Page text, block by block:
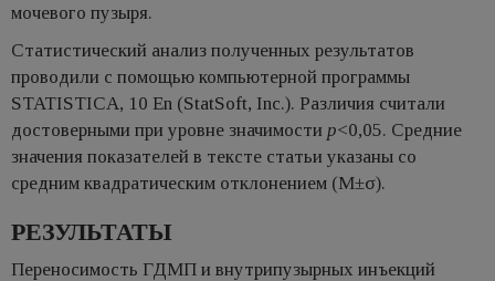
мочевого пузыря.
Статистический анализ полученных результатов
проводили с помощью компьютерной программы
STATISTICA, 10 En (StatSoft, Inc.). Различия считали
достоверными при уровне значимости р<0,05. Средние
значения показателей в тексте статьи указаны со
средним квадратическим отклонением (M±σ).
РЕЗУЛЬТАТЫ
Переносимость ГДМП и внутрипузырных инъекций